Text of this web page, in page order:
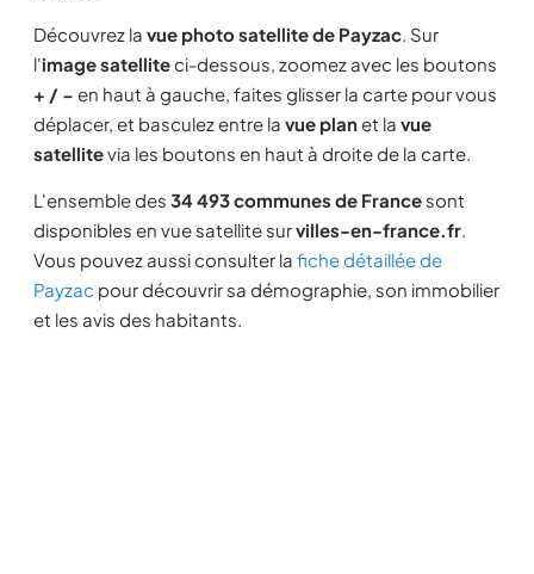
Découvrez la vue photo satellite de Payzac. Sur
l'image satelliteci-dessous, zoomez avec les boutons
+ / − en haut à gauche, faites glisser la carte pour vous
déplacer, et basculez entre la vue planet la vue
satellitevia les boutons en haut à droite de la carte.
L'ensemble des 34 493 communes de France sont
disponibles en vue satellite survilles-en-france.fr.
Vous pouvez aussi consulter la fiche détaillée de
Payzac pour découvrir sa démographie, son immobilier
et les avis des habitants.